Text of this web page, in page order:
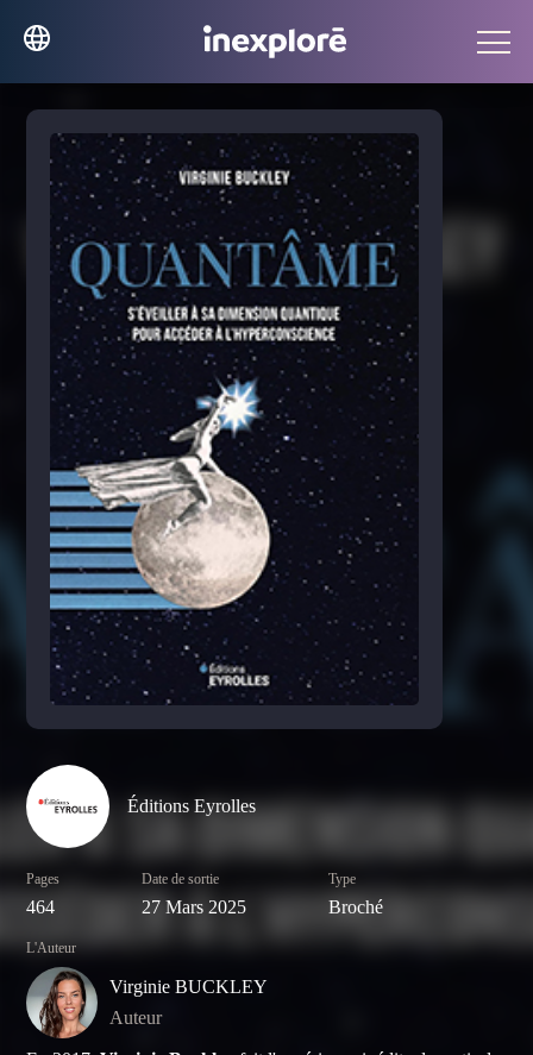
Éditions Eyrolles
Pages
464
Date de sortie
27 Mars 2025
Type
Broché
L'Auteur
Virginie BUCKLEY
Auteur